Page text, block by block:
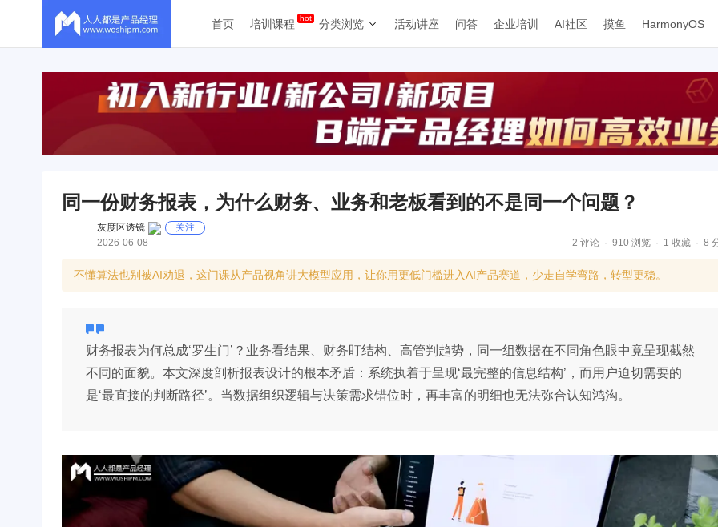
首页 培训课程 分类浏览 活动讲座 问答 企业培训 AI社区 摸鱼 HarmonyOS
同一份财务报表，为什么财务、业务和老板看到的不是同一个问题？
灰度区透镜
关注
2026-06-08
2 评论 910 浏览 1 收藏 8
不懂算法也别被AI劝退，这门课从产品视角讲大模型应用，让你用更低门槛进入AI产品赛道，少走自学弯路，转型更稳。
财务报表为何总成‘罗生门’？业务看结果、财务盯结构、高管判趋势，同一组数据在不同角色眼中竟呈现截然
不同的面貌。本文深度剖析报表设计的根本矛盾：系统执着于呈现‘最完整的信息结构’，而用户迫切需要的
是‘最直接的判断路径’。当数据组织逻辑与决策需求错位时，再丰富的明细也无法弥合认知鸿沟。